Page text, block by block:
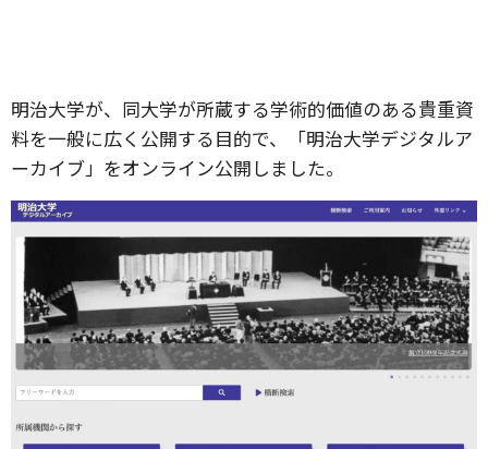
明治大学が、同大学が所蔵する学術的価値のある貴重資
料を一般に広く公開する目的で、「明治大学デジタルア
ーカイブ」をオンライン公開しました。